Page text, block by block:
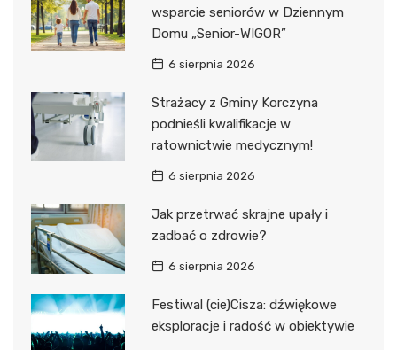
wsparcie seniorów w Dziennym
Domu „Senior-WIGOR”
6 sierpnia 2026
Strażacy z Gminy Korczyna
podnieśli kwalifikacje w
ratownictwie medycznym!
6 sierpnia 2026
Jak przetrwać skrajne upały i
zadbać o zdrowie?
6 sierpnia 2026
Festiwal (cie)Cisza: dźwiękowe
eksploracje i radość w obiektywie